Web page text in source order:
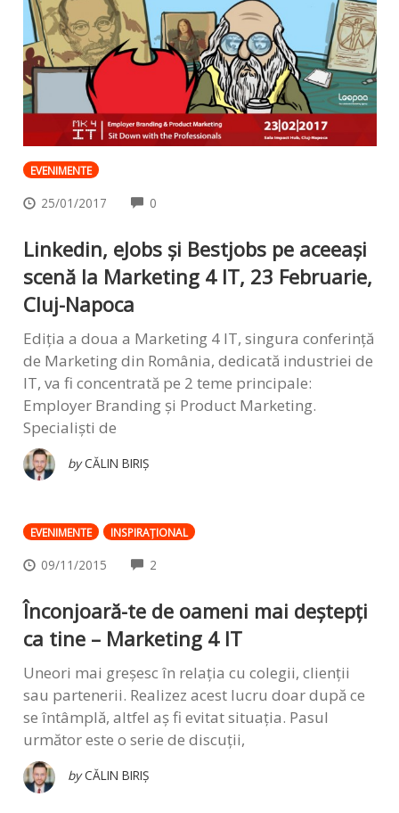
EVENIMENTE
25/01/2017 0
Linkedin, eJobs și Bestjobs pe aceeași
scenă la Marketing 4 IT, 23 Februarie,
Cluj-Napoca
Ediția a doua a Marketing 4 IT, singura conferință
de Marketing din România, dedicată industriei de
IT, va fi concentrată pe 2 teme principale:
Employer Branding și Product Marketing.
Specialiști de
by CĂLIN BIRIȘ
EVENIMENTE INSPIRAŢIONAL
09/11/2015 2
Înconjoară-te de oameni mai deștepți
ca tine – Marketing 4 IT
Uneori mai greșesc în relația cu colegii, clienții
sau partenerii. Realizez acest lucru doar după ce
se întâmplă, altfel aș fi evitat situația. Pasul
următor este o serie de discuții,
by CĂLIN BIRIȘ